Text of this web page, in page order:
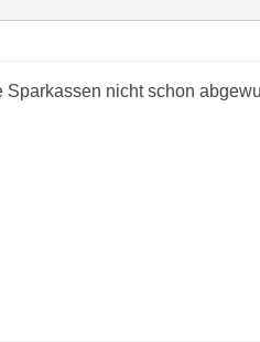
Sparkassen nicht schon